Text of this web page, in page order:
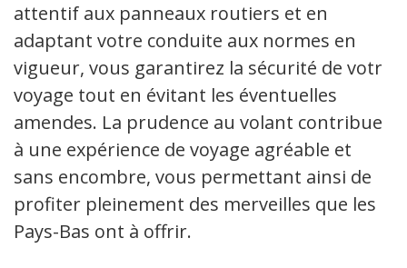
attentif aux panneaux routiers et en
adaptant votre conduite aux normes en
vigueur, vous garantirez la sécurité de votre
voyage tout en évitant les éventuelles
amendes. La prudence au volant contribue
à une expérience de voyage agréable et
sans encombre, vous permettant ainsi de
profiter pleinement des merveilles que les
Pays-Bas ont à offrir.